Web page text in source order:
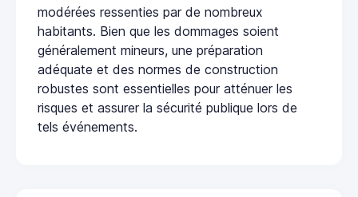
modérées ressenties par de nombreux
habitants. Bien que les dommages soient
généralement mineurs, une préparation
adéquate et des normes de construction
robustes sont essentielles pour atténuer les
risques et assurer la sécurité publique lors de
tels événements.